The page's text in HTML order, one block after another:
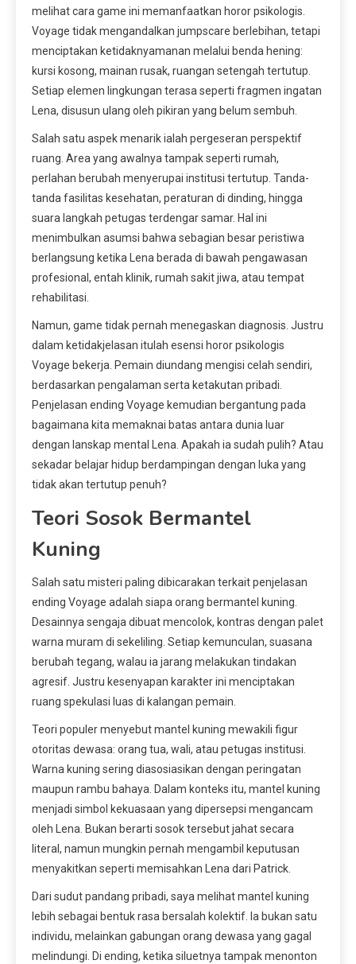
melihat cara game ini memanfaatkan horor psikologis.
Voyage tidak mengandalkan jumpscare berlebihan, tetapi
menciptakan ketidaknyamanan melalui benda hening:
kursi kosong, mainan rusak, ruangan setengah tertutup.
Setiap elemen lingkungan terasa seperti fragmen ingatan
Lena, disusun ulang oleh pikiran yang belum sembuh.
Salah satu aspek menarik ialah pergeseran perspektif
ruang. Area yang awalnya tampak seperti rumah,
perlahan berubah menyerupai institusi tertutup. Tanda-
tanda fasilitas kesehatan, peraturan di dinding, hingga
suara langkah petugas terdengar samar. Hal ini
menimbulkan asumsi bahwa sebagian besar peristiwa
berlangsung ketika Lena berada di bawah pengawasan
profesional, entah klinik, rumah sakit jiwa, atau tempat
rehabilitasi.
Namun, game tidak pernah menegaskan diagnosis. Justru
dalam ketidakjelasan itulah esensi horor psikologis
Voyage bekerja. Pemain diundang mengisi celah sendiri,
berdasarkan pengalaman serta ketakutan pribadi.
Penjelasan ending Voyage kemudian bergantung pada
bagaimana kita memaknai batas antara dunia luar
dengan lanskap mental Lena. Apakah ia sudah pulih? Atau
sekadar belajar hidup berdampingan dengan luka yang
tidak akan tertutup penuh?
Teori Sosok Bermantel
Kuning
Salah satu misteri paling dibicarakan terkait penjelasan
ending Voyage adalah siapa orang bermantel kuning.
Desainnya sengaja dibuat mencolok, kontras dengan palet
warna muram di sekeliling. Setiap kemunculan, suasana
berubah tegang, walau ia jarang melakukan tindakan
agresif. Justru kesenyapan karakter ini menciptakan
ruang spekulasi luas di kalangan pemain.
Teori populer menyebut mantel kuning mewakili figur
otoritas dewasa: orang tua, wali, atau petugas institusi.
Warna kuning sering diasosiasikan dengan peringatan
maupun rambu bahaya. Dalam konteks itu, mantel kuning
menjadi simbol kekuasaan yang dipersepsi mengancam
oleh Lena. Bukan berarti sosok tersebut jahat secara
literal, namun mungkin pernah mengambil keputusan
menyakitkan seperti memisahkan Lena dari Patrick.
Dari sudut pandang pribadi, saya melihat mantel kuning
lebih sebagai bentuk rasa bersalah kolektif. Ia bukan satu
individu, melainkan gabungan orang dewasa yang gagal
melindungi. Di ending, ketika siluetnya tampak menonton